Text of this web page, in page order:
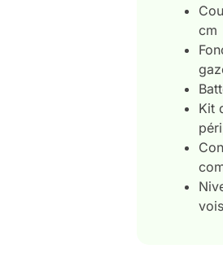
cm
Kit